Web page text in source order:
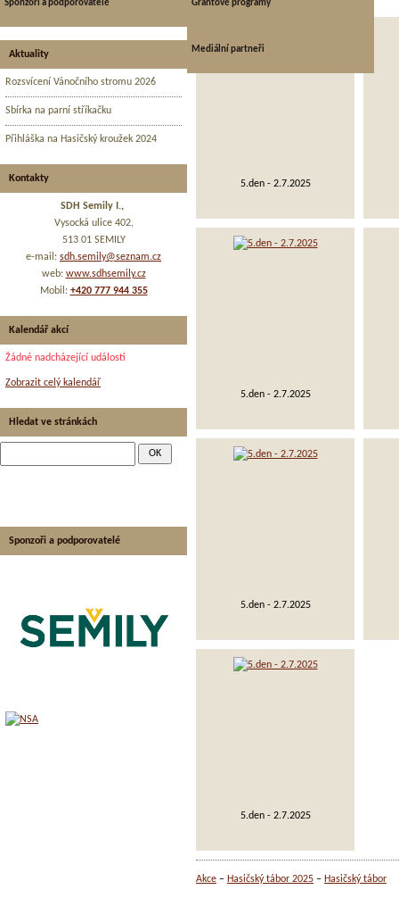
5.den - 2.7.2025
5.den - 2.7.2025
5.den - 2.7.2025
5.den - 2.7.2025
Akce Hasičský tábor 2025 Hasičský tábor
Archiv Sbírka pomozte dětem
Sponzoři a podporovatelé Grantové programy
Mediální partneři
Aktuality
Rozsvícení Vánočního stromu 2026
Sbírka na parní stříkačku
Přihláška na Hasičský kroužek 2024
Kontakty
SDH Semily I.,
Vysocká ulice 402,
513 01 SEMILY
e-mail: sdh.semily@seznam.cz
web: www.sdhsemily.cz
Mobil: +420 777 944 355
Kalendář akcí
Žádné nadcházející události
Zobrazit celý kalendář
Hledat ve stránkách
Sponzoři a podporovatelé